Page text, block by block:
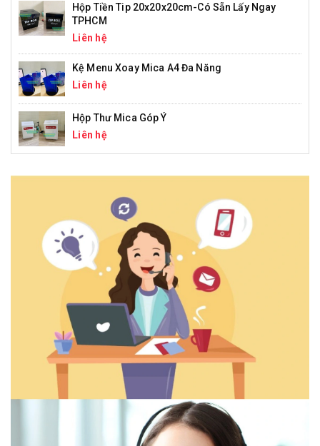
Hộp Tiền Tip 20x20x20cm-Có Sẵn Lấy Ngay
TPHCM
Liên hệ
Kệ Menu Xoay Mica A4 Đa Năng
Liên hệ
Hộp Thư Mica Góp Ý
Liên hệ